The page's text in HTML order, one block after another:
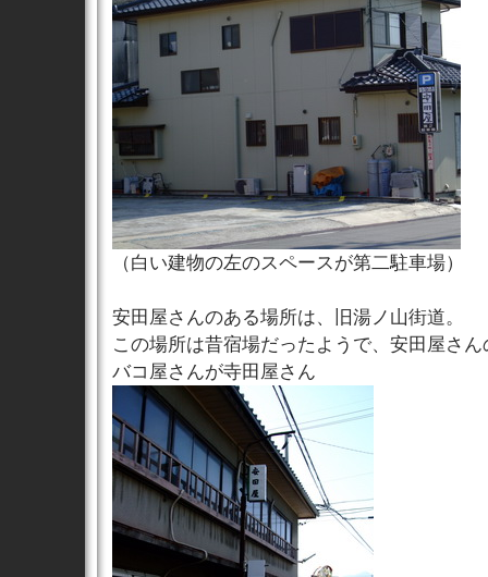
（白い建物の左のスペースが第二駐車場）
安田屋さんのある場所は、旧湯ノ山街道。
この場所は昔宿場だったようで、安田屋さ
バコ屋さんが寺田屋さん